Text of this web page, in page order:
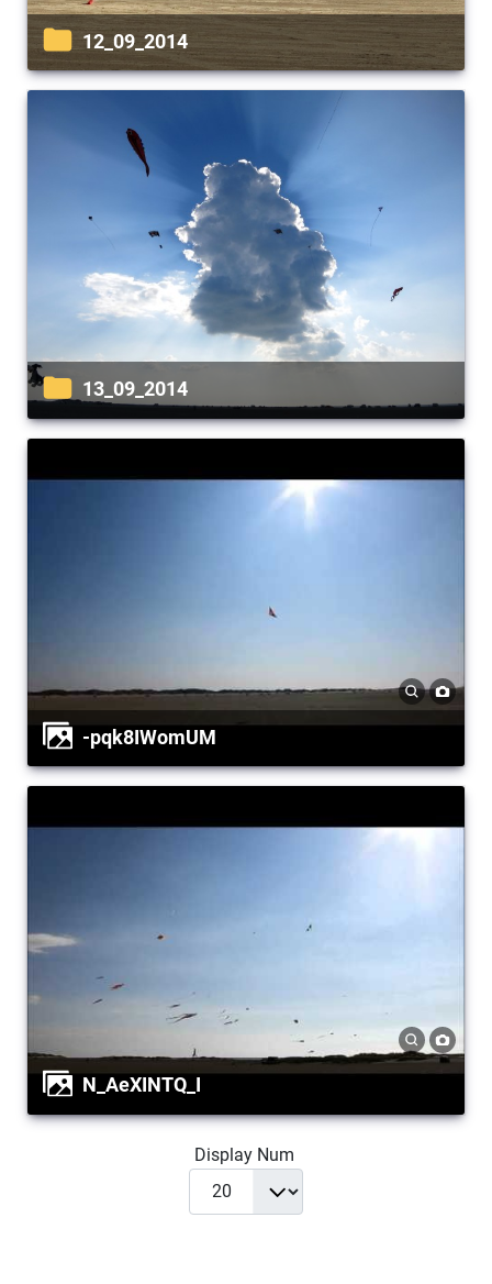
12_09_2014
13_09_2014
-pqk8IWomUM
N_AeXINTQ_I
Display Num